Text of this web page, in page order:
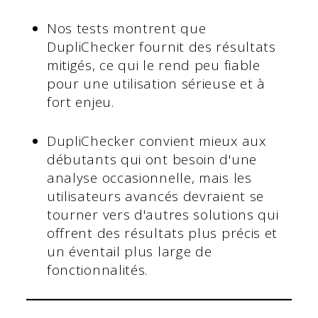
Nos tests montrent que
DupliChecker fournit des résultats
mitigés, ce qui le rend peu fiable
pour une utilisation sérieuse et à
fort enjeu.
DupliChecker convient mieux aux
débutants qui ont besoin d'une
analyse occasionnelle, mais les
utilisateurs avancés devraient se
tourner vers d'autres solutions qui
offrent des résultats plus précis et
un éventail plus large de
fonctionnalités.